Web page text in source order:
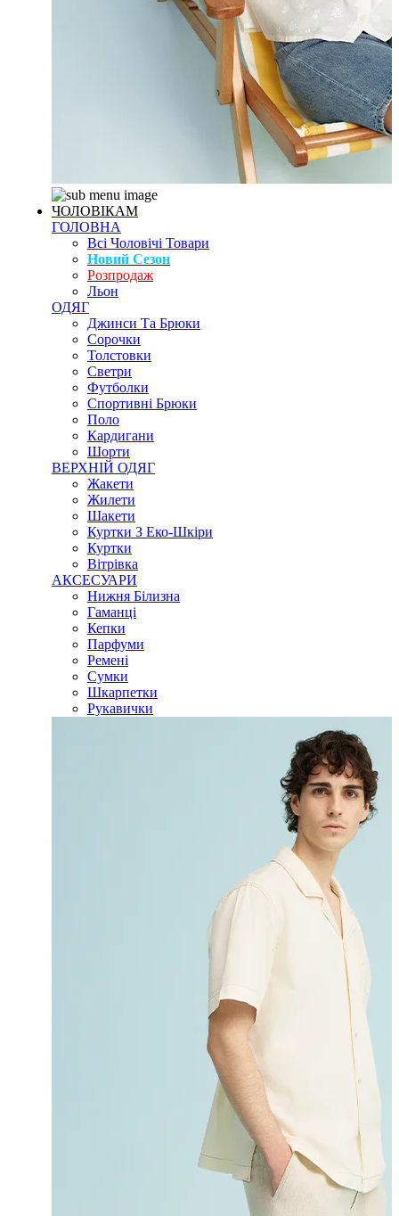
ЧОЛОВІКАМ
ГОЛОВНА
Всі Чоловічі Товари
Новий Сезон
Розпродаж
Льон
ОДЯГ
Джинси Та Брюки
Сорочки
Толстовки
Светри
Футболки
Спортивні Брюки
Поло
Кардигани
Шорти
ВЕРХНІЙ ОДЯГ
Жакети
Жилети
Шакети
Куртки З Еко-Шкіри
Куртки
Вітрівка
АКСЕСУАРИ
Нижня Білизна
Гаманці
Кепки
Парфуми
Ремені
Сумки
Шкарпетки
Рукавички